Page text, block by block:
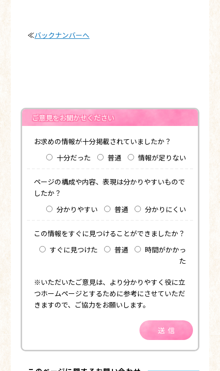
≪バックナンバーへ
ご意見をお聞かせください
お求めの情報が十分掲載されていましたか？
十分だった
普通 情報が足りない
ページの構成や内容、表現は分かりやすいもので
したか？
分かりやすい
普通 分かりにくい
この情報をすぐに見つけることができましたか？
すぐに見つけた
普通
時間がかかっ
た
※いただいたご意見は、より分かりやすく役に立
つホームページとするために参考にさせていただ
きますので、ご協力をお願いします。
送信